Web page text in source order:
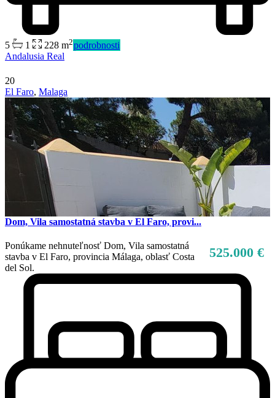
5 1 228 m2podrobnosti
Andalusia Real
20
El Faro, Malaga
Dom, Vila samostatná stavba v El Faro, provi...
525.000 €
Ponúkame nehnuteľnosť Dom, Vila samostatná
stavba v El Faro, provincia Málaga, oblasť Costa
del Sol.